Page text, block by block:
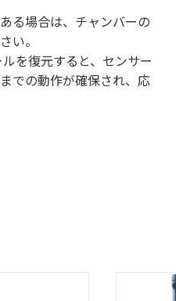
る場合は、チャンバーの
い。
を復元すると、センサー
での動作が確保され、応